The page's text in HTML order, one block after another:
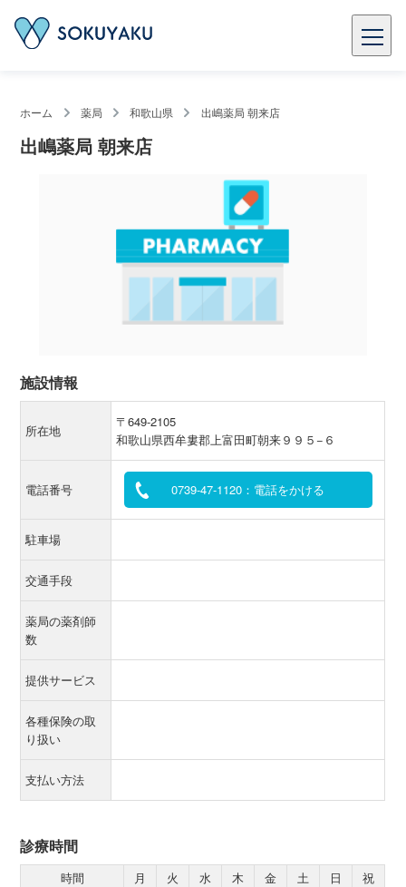
ホーム 薬局 和歌山県 出嶋薬局 朝来店
出嶋薬局 朝来店
施設情報
所在地
〒649-2105
和歌山県西牟婁郡上富田町朝来９９５−６
電話番号 0739-47-1120：電話をかける
駐車場
交通手段
薬局の薬剤師
数
提供サービス
各種保険の取
り扱い
支払い方法
診療時間
時間 月 火 水 木 金 土 日
祝